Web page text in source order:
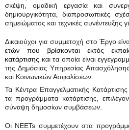
σκέψη, ομαδική εργασία και
δημιουργικότητα, διαπροσωπικές
σημειώματος και τεχνικές συνέντευξης
Δικαιούχοι για συμμετοχή στο Έργο
ετών που βρίσκονται εκτός
κατάρτισης και τα οποία είναι
της Δημόσιας Υπηρεσίας
και Κοινωνικών Ασφαλίσεων
Τα Κέντρα Επαγγελματικής
τα προγράμματα κατάρτισης,
σύναψη δημοσίων συμβάσεων.
Οι NEETs συμμετέχουν στα